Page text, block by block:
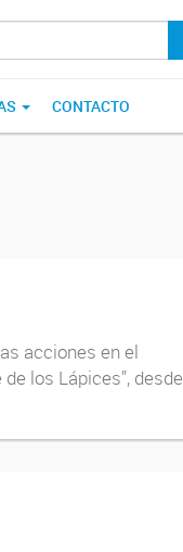
CONTACTO
acciones en el
los Lápices”, desde